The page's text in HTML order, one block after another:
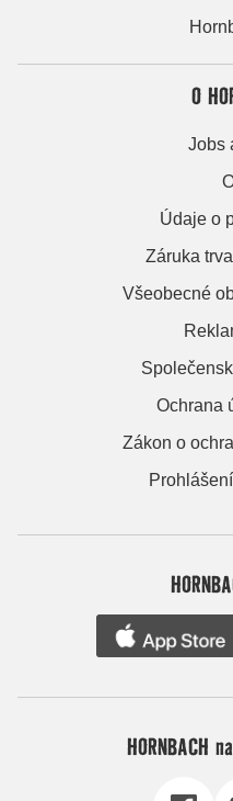
O
Jobs
Údaje o
Záruka
Všeobecné
Ochrana
Zákon o
HORNBACH